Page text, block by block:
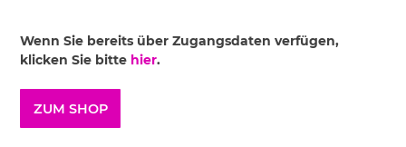
Wenn Sie bereits über Zugangsdaten verfügen,
klicken Sie bitte hier.
ZUM SHOP